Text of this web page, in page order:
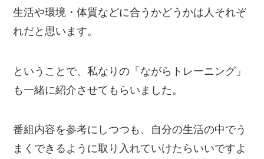
生活や環境・体質などに合うかどうかは人それぞ
れだと思います。
ということで、私なりの「ながらトレーニング」
も一緒に紹介させてもらいました。
番組内容を参考にしつつも、自分の生活の中でう
まくできるように取り入れていけたらいいですよ